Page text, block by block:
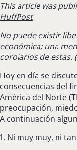
This article was
HuffPost
No puede existir
económica; una
corolarios de estas. (
Hoy en día se
consecuencias del
América del Norte
preocupación,
A continuación
1. Ni muy muy, ni